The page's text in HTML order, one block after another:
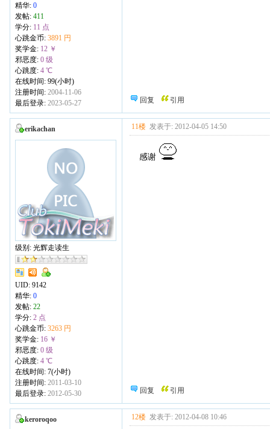
精华: 0
发帖: 411
学分: 11 点
心跳金币: 3891 円
奖学金: 12 ￥
邪恶度: 0 级
心跳度: 4 ℃
在线时间: 99(小时)
注册时间: 2004-11-06
最后登录: 2023-05-27 回复 引用
erikachan
级别: 光辉走读生
UID: 9142
精华: 0
发帖: 22
学分: 2 点
心跳金币: 3263 円
奖学金: 16 ￥
邪恶度: 0 级
心跳度: 4 ℃
在线时间: 7(小时)
注册时间: 2011-03-10
最后登录: 2012-05-30
11楼 发表于: 2012-04-05 14:50
感谢
回复 引用
keroroqoo 12楼 发表于: 2012-04-08 10:46